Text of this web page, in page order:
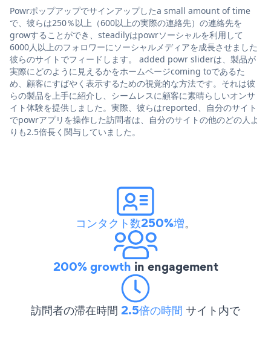
Powrポップアップでサインアップしたa small amount of time
で、彼らは250％以上（600以上の実際の連絡先）の連絡先を
growすることができ、steadilyはpowrソーシャルを利用して
6000人以上のフォロワーにソーシャルメディアを成長させました
彼らのサイトでフィードします。 added powr sliderは、製品が
実際にどのように見えるかをホームページcoming toであるた
め、顧客にすばやく表示するための視覚的な方法です。それは彼
らの製品を上手に紹介し、シームレスに顧客に素晴らしいオンサ
イト体験を提供しました。実際、彼らはreported、自分のサイト
でpowrアプリを操作した訪問者は、自分のサイトの他のどの人よ
りも2.5倍長く関与していました。
コンタクト数250%増。
200% growth in engagement
訪問者の滞在時間 2.5倍の時間 サイト内で